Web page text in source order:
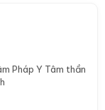
Pháp Y Tâm thần